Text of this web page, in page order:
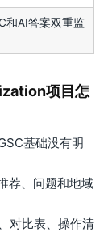
和AI答案双重监
项目怎
基础没有明
荐、问题和地域
对比表、操作清